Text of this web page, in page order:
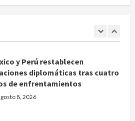
contra el narco pero
y Perú restablecen
diplomáticas tras cuatro
de enfrentamientos
8, 2026